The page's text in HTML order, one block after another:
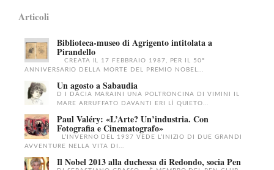
Articoli
Biblioteca-museo di Agrigento intitolata a
Pirandello
CREATA IL 17 FEBBRAIO 1987, PER IL 50°
ANNIVERSARIO DELLA MORTE DEL PREMIO NOBEL...
Un agosto a Sabaudia
D I DACIA MARAINI UNA POLTRONCINA DI VIMINI IL
MARE ARRUFFATO DAVANTI ERI LÌ QUIETO...
Paul Valéry: «L’Arte? Un’industria. Con
Fotografia e Cinematografo»
L’INVERNO DEL 1937 VEDE L’INIZIO DI DUE GRANDI
AVVENTURE NELLA VITA DI...
Il Nobel 2013 alla duchessa di Redondo, socia Pen